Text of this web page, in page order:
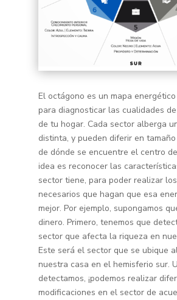
El octágono es un mapa
para diagnosticar las cualidades
de tu hogar. Cada sector alberga
distinta, y pueden diferir en
de dónde se encuentre el centro
idea es reconocer las
sector tiene, para poder realizar
necesarios que hagan que esa
mejor. Por ejemplo, supongamos
dinero. Primero, tenemos que
sector que afecta la riqueza en
Este será el sector que se ubique
nuestra casa en el hemisferio sur.
detectamos, ¡podemos realizar
modificaciones en el sector de